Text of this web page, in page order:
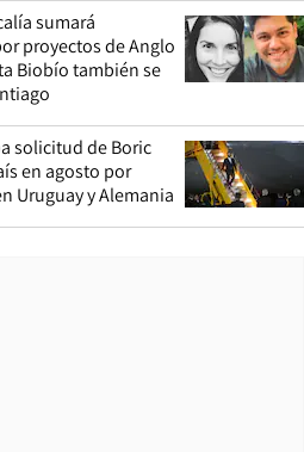
sumará
proyectos de Anglo
Biobío también se
solicitud de Boric
en agosto por
Uruguay y Alemania